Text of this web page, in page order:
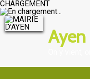
CHARGEMENT
Ayen